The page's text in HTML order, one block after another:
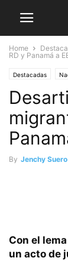
Home
RD y Panamá a
Destacadas
By Jenchy Suero
Con el
un acto de